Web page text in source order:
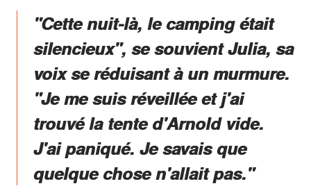
"Cette nuit-là, le camping était
silencieux", se souvient Julia, sa
voix se réduisant à un murmure.
"Je me suis réveillée et j'ai
trouvé la tente d'Arnold vide.
J'ai paniqué. Je savais que
quelque chose n'allait pas."